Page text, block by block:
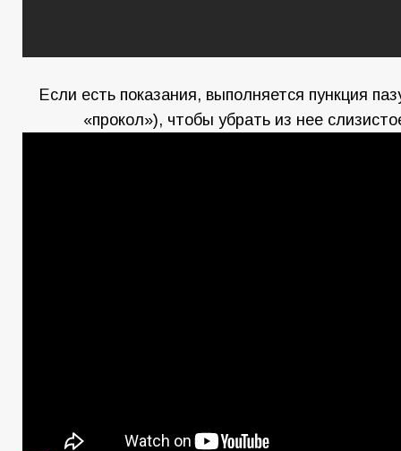
Если есть показания, выполняется пункция
«прокол»), чтобы убрать из нее